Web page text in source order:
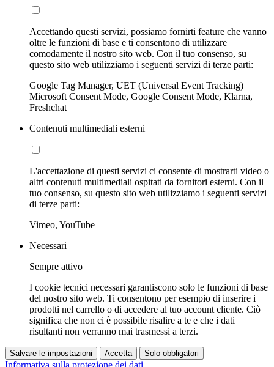
Accettando questi servizi, possiamo fornirti feature che vanno
oltre le funzioni di base e ti consentono di utilizzare
comodamente il nostro sito web. Con il tuo consenso, su
questo sito web utilizziamo i seguenti servizi di terze parti:
Google Tag Manager, UET (Universal Event Tracking)
Microsoft Consent Mode, Google Consent Mode, Klarna,
Freshchat
Contenuti multimediali esterni
L'accettazione di questi servizi ci consente di mostrarti video o
altri contenuti multimediali ospitati da fornitori esterni. Con il
tuo consenso, su questo sito web utilizziamo i seguenti servizi
di terze parti:
Vimeo, YouTube
Necessari
Sempre attivo
I cookie tecnici necessari garantiscono solo le funzioni di base
del nostro sito web. Ti consentono per esempio di inserire i
prodotti nel carrello o di accedere al tuo account cliente. Ciò
significa che non ci è possibile risalire a te e che i dati
risultanti non verranno mai trasmessi a terzi.
Salvare le impostazioni Accetta Solo obbligatori
Informativa sulla protezione dei dati